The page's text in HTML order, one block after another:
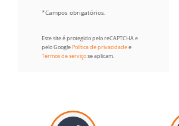
*Campos obrigatórios.
Este site é protegido pelo reCAPTCHA e
pelo GooglePolítica de privacidadee
Termos de serviçose aplicam.